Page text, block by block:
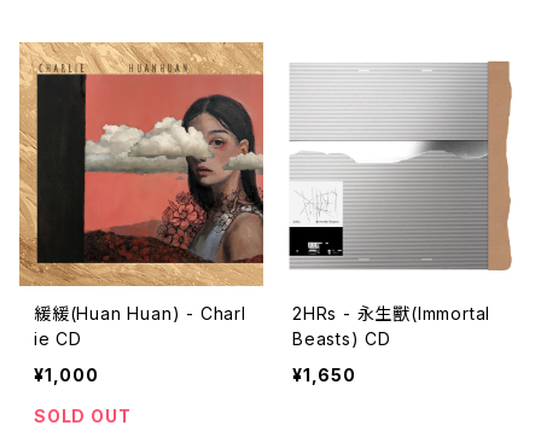
緩緩(Huan Huan) - Charl
ie CD
¥1,000
SOLD OUT
2HRs - 永生獸(Immortal
Beasts) CD
¥1,650